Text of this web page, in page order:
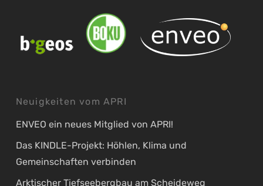
Neuigkeiten vom APRI
ENVEO ein neues Mitglied von APRI!
Das KINDLE-Projekt: Höhlen, Klima und
Gemeinschaften verbinden
Arktischer Tiefseebergbau am Scheideweg